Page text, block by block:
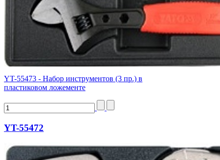
YT-55473 - Набор инструментов (3 пр.) в
пластиковом ложементе
YT-55472